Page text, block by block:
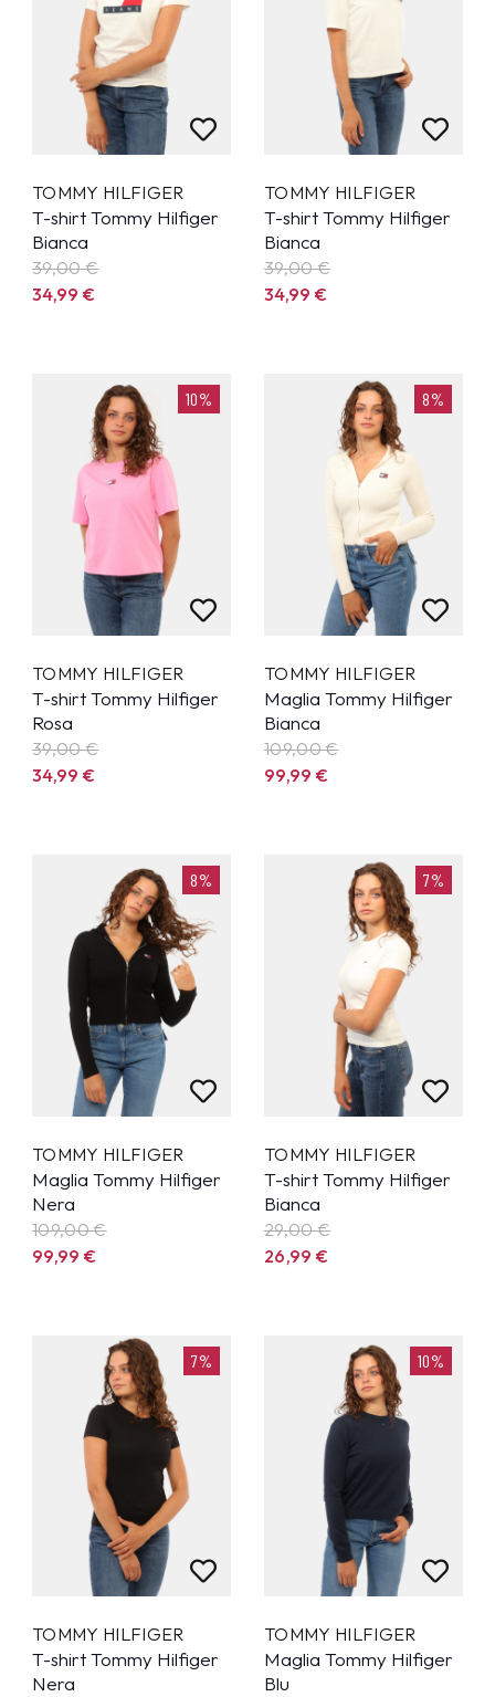
TOMMY HILFIGER
T-shirt Tommy Hilfiger
Bianca
39,00 €
34,99€
TOMMY HILFIGER
T-shirt Tommy Hilfiger
Bianca
39,00 €
34,99€
10%
TOMMY HILFIGER
T-shirt Tommy Hilfiger
Rosa
39,00 €
34,99€
8%
TOMMY HILFIGER
Maglia Tommy Hilfiger
Bianca
109,00 €
99,99€
8%
TOMMY HILFIGER
Maglia Tommy Hilfiger
Nera
109,00 €
99,99€
7%
TOMMY HILFIGER
T-shirt Tommy Hilfiger
Bianca
29,00 €
26,99€
7%
TOMMY HILFIGER
T-shirt Tommy Hilfiger
Nera
10%
TOMMY HILFIGER
Maglia Tommy Hilfiger
Blu